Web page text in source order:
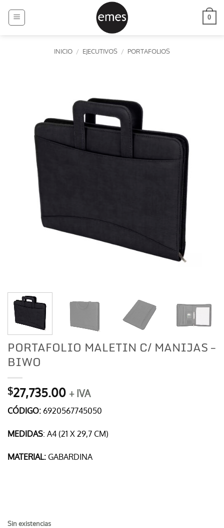
0
INICIO / EJECUTIVOS / PORTAFOLIOS
PORTAFOLIO MALETIN C/ MANIJAS –
BIWO
$27,735.00 + IVA
CÓDIGO: 6920567745050
MEDIDAS: A4 (21 X 29,7 CM)
MATERIAL: GABARDINA
Sin existencias